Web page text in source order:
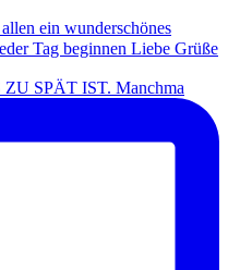
SPÄT IST. Manchma